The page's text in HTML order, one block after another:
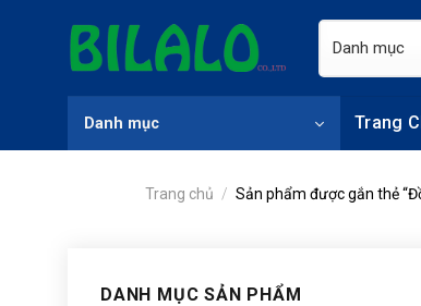
Danh mục Trang
Trang chủ / Sản phẩm được gắn thẻ
DANH MỤC SẢN PHẨM